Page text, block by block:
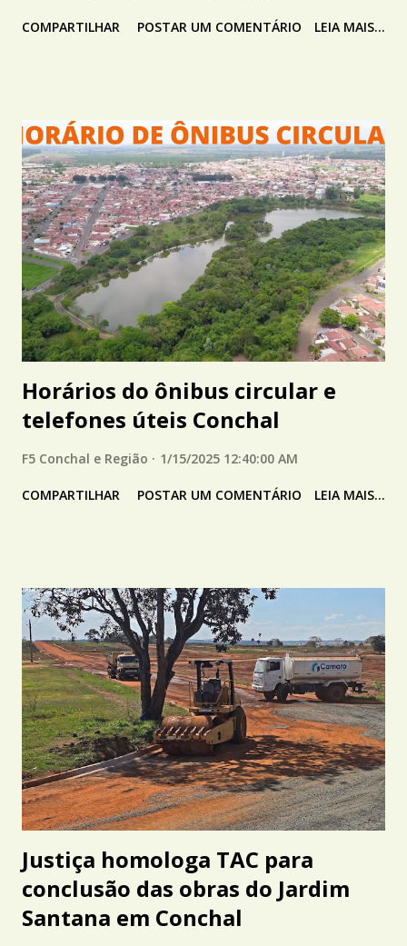
COMPARTILHAR POSTAR UM COMENTÁRIO LEIA MAIS...
Horários do ônibus circular e
telefones úteis Conchal
F5 Conchal e Região 1/15/2025 12:40:00 AM
COMPARTILHAR POSTAR UM COMENTÁRIO LEIA MAIS...
Justiça homologa TAC para
conclusão das obras do Jardim
Santana em Conchal